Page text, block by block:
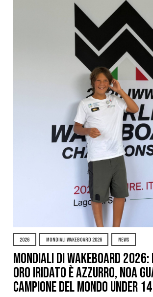
2026 MONDIALI WAKEBOARD 2026 NEWS
Mondiali di Wakeboard
oro iridato è azzurro, Noa
campione del mondo Under 14